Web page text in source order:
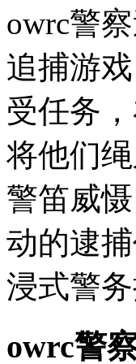
owrc警
追捕游
受任务
将他们
警笛威
动的逮
浸式警务
owrc警